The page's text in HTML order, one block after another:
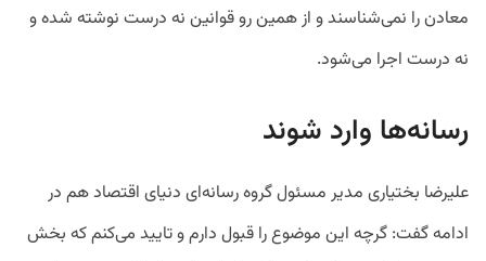
معادن را نمی‌شناسند و از همین رو قوانین نه درست نوشته شده و
نه درست اجرا می‌شود.
رسانه‌ها وارد شوند
علیرضا بختیاری مدیر مسئول گروه رسانه‌ای دنیای اقتصاد هم در
ادامه گفت: گرچه این موضوع را قبول دارم و تایید می‌کنم که بخش